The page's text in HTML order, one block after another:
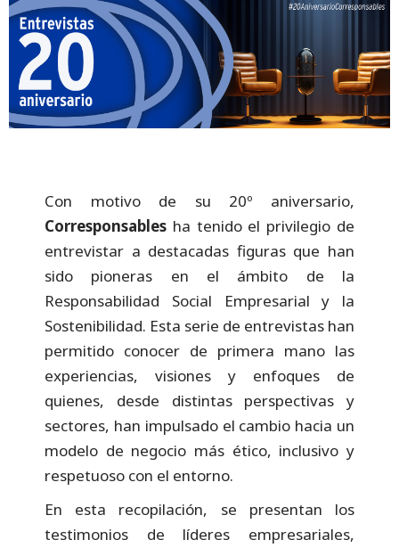
Con motivo de su 20º aniversario,
Corresponsables ha tenido el privilegio de
entrevistar a destacadas figuras que han
sido pioneras en el ámbito de la
Responsabilidad Social Empresarial y la
Sostenibilidad. Esta serie de entrevistas han
permitido conocer de primera mano las
experiencias, visiones y enfoques de
quienes, desde distintas perspectivas y
sectores, han impulsado el cambio hacia un
modelo de negocio más ético, inclusivo y
respetuoso con el entorno.
En esta recopilación, se presentan los
testimonios de líderes empresariales,